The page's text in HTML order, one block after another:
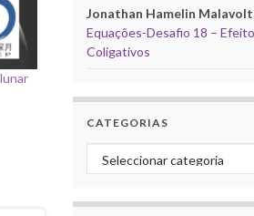
Jonathan Hamelin
Equações-Desafio 18 –
Coligativos
CATEGORIAS
Categorias